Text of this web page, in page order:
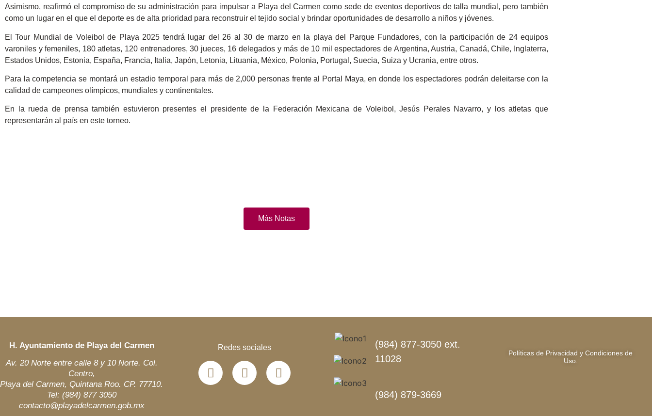
Asimismo, reafirmó el compromiso de su administración para impulsar a Playa del Carmen como sede de eventos deportivos de talla mundial, pero también
como un lugar en el que el deporte es de alta prioridad para reconstruir el tejido social y brindar oportunidades de desarrollo a niños y jóvenes.
El Tour Mundial de Voleibol de Playa 2025 tendrá lugar del 26 al 30 de marzo en la playa del Parque Fundadores, con la participación de 24 equipos
varoniles y femeniles, 180 atletas, 120 entrenadores, 30 jueces, 16 delegados y más de 10 mil espectadores de Argentina, Austria, Canadá, Chile, Inglaterra,
Estados Unidos, Estonia, España, Francia, Italia, Japón, Letonia, Lituania, México, Polonia, Portugal, Suecia, Suiza y Ucrania, entre otros.
Para la competencia se montará un estadio temporal para más de 2,000 personas frente al Portal Maya, en donde los espectadores podrán deleitarse con la
calidad de campeones olímpicos, mundiales y continentales.
En la rueda de prensa también estuvieron presentes el presidente de la Federación Mexicana de Voleibol, Jesús Perales Navarro, y los atletas que
representarán al país en este torneo.
Más Notas
H. Ayuntamiento de Playa del Carmen
Av. 20 Norte entre calle 8 y 10 Norte. Col.
Centro,
Playa del Carmen, Quintana Roo. CP. 77710.
Tel: (984) 877 3050
contacto@playadelcarmen.gob.mx
Redes sociales
(984) 877-3050 ext.
11028
(984) 879-3669
Políticas de Privacidad y Condiciones de
Uso.